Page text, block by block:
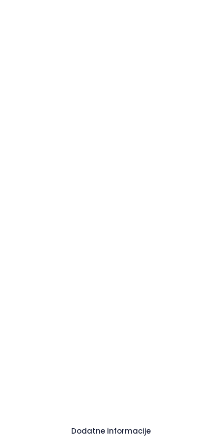
Dodatne informacije